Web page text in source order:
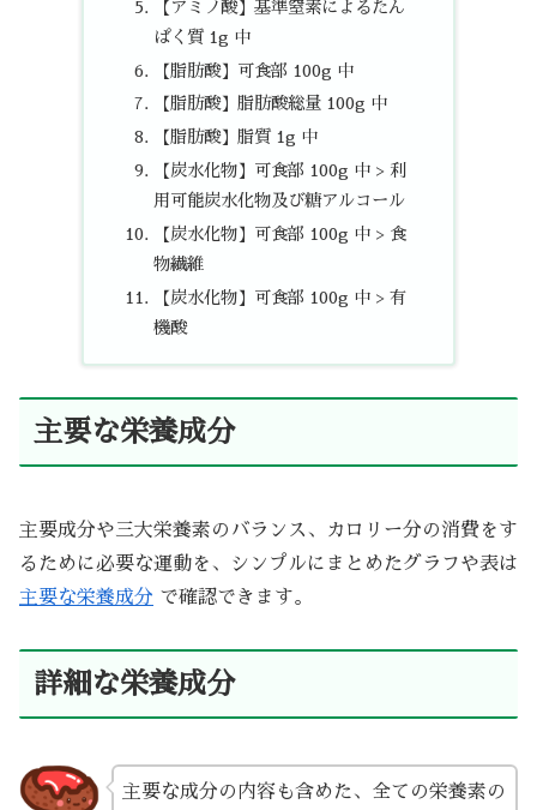
【アミノ酸】基準窒素によるたん
ぱく質 1g 中
【脂肪酸】可食部 100g 中
【脂肪酸】脂肪酸総量 100g 中
【脂肪酸】脂質 1g 中
【炭水化物】可食部 100g 中 > 利
用可能炭水化物及び糖アルコール
【炭水化物】可食部 100g 中 > 食
物繊維
【炭水化物】可食部 100g 中 > 有
機酸
主要な栄養成分
主要成分や三大栄養素のバランス、カロリー分の消費をす
るために必要な運動を、シンプルにまとめたグラフや表は
主要な栄養成分 で確認できます。
詳細な栄養成分
主要な成分の内容も含めた、全ての栄養素の